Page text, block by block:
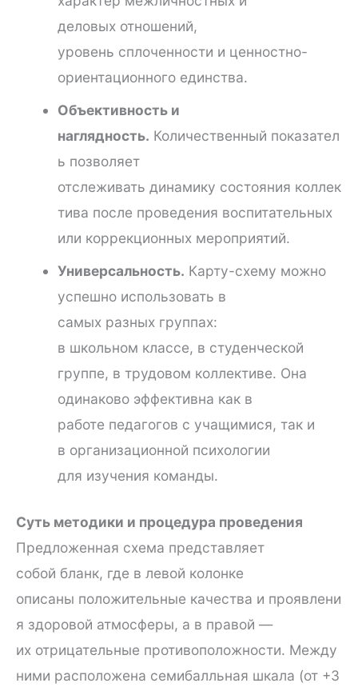
деловых отношений,
уровень сплоченности и ценностно-
ориентационного единства.
Объективность и
наглядность. Количественный показател
ь позволяет
отслеживать динамику состояния коллек
тива после проведения воспитательных
или коррекционных мероприятий.
Универсальность. Карту-схему можно
успешно использовать в
самых разных группах:
в школьном классе, в студенческой
группе, в трудовом коллективе. Она
одинаково эффективна как в
работе педагогов с учащимися, так и
в организационной психологии
для изучения команды.
Суть методики и процедура проведения
Предложенная схема представляет
собой бланк, где в левой колонке
описаны положительные качества и проявлени
я здоровой атмосферы, а в правой —
их отрицательные противоположности. Между
ними расположена семибалльная шкала (от +3